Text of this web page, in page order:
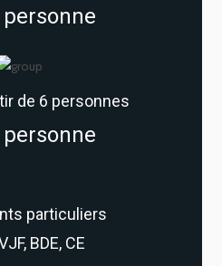
de 6 personnes
particuliers
BDE, CE